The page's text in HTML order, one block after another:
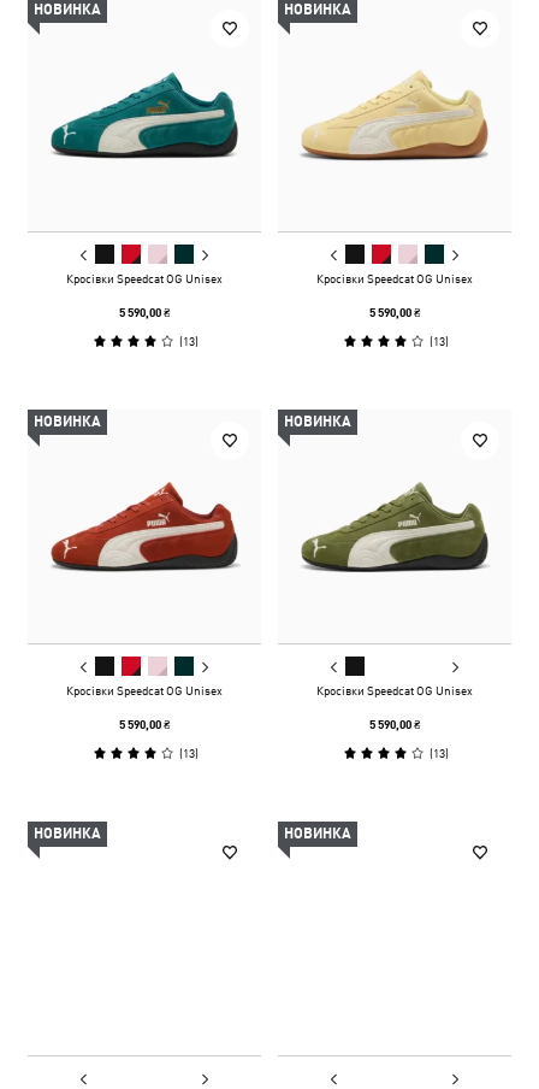
НОВИНКА
Кросівки Speedcat OG Unisex
5 590,00 ₴
(13)
НОВИНКА
Кросівки Speedcat OG Unisex
5 590,00 ₴
(13)
НОВИНКА
Кросівки Speedcat OG Unisex
5 590,00 ₴
(13)
НОВИНКА
Кросівки Speedcat OG Unisex
5 590,00 ₴
(13)
НОВИНКА НОВИНКА